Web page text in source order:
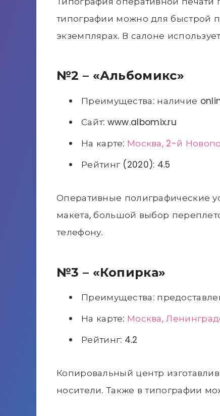
типографии можно для быстрой
экземплярах. В салоне
№2 – «Альбомикс»
Преимущества: наличие
Сайт: www.albomix.ru
На карте: Москва, 2-й
Рейтинг (2020): 4.5
Оперативные полиграфические
макета, большой выбор
телефону.
№3 – «Копирка»
Преимущества:
На карте: Москва,
Рейтинг: 4.2
Копировальный центр
носители. Также в типографии